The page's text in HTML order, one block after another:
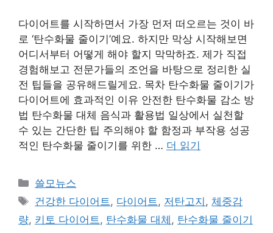
다이어트를 시작하면서 가장 먼저 떠오르는 것이 바
로 ‘탄수화물 줄이기’예요. 하지만 막상 시작해보면
어디서부터 어떻게 해야 할지 막막하죠. 제가 직접
경험해보고 전문가들의 조언을 바탕으로 정리한 실
전 팁들을 공유해드릴게요. 목차 탄수화물 줄이기가
다이어트에 효과적인 이유 안전한 탄수화물 감소 방
법 탄수화물 대체 음식과 활용법 일상에서 실천할
수 있는 간단한 팁 주의해야 할 함정과 부작용 성공
적인 탄수화물 줄이기를 위한 … 더 읽기
카
테
리
쓸모뉴스
태
그
건강한 다이어트 , 다이어트 , 저탄고지 , 체중감
량, 키토 다이어트 , 탄수화물 대체 , 탄수화물 줄이기